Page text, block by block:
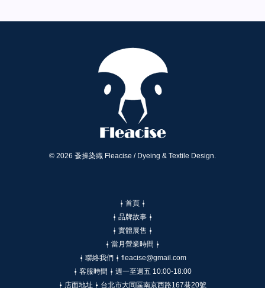
© 2026 蚤操染織 Fleacise / Dyeing & Textile Design.
⍿ 首頁 ⍿
⍿ 品牌故事 ⍿
⍿ 實體展售 ⍿
⍿ 當月營業時間 ⍿
⍿ 聯絡我們 ⍿ fleacise@gmail.com
⍿ 客服時間 ⍿ 週一至週五 10:00-18:00
⍿ 店面地址 ⍿ 台北市大同區南京西路167巷20號